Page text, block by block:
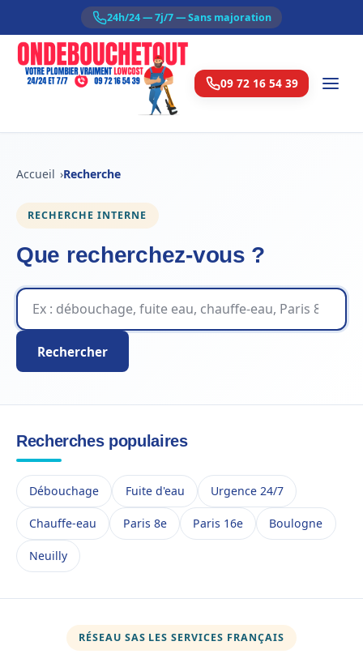
24h/24 — 7j/7 — Sans majoration
09 72 16 54 39
Accueil Recherche
RECHERCHE INTERNE
Que recherchez-vous ?
Rechercher sur le site
Rechercher
Recherches populaires
Débouchage Fuite d'eau Urgence 24/7
Chauffe-eau Paris 8e Paris 16e Boulogne
Neuilly
RÉSEAU SAS LES SERVICES FRANÇAIS